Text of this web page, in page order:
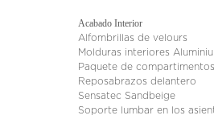
Acabado Interior
Alfombrillas de velours
Molduras interiores
Paquete de compartimentos
Reposabrazos delantero
Sensatec Sandbeige
Soporte lumbar en los